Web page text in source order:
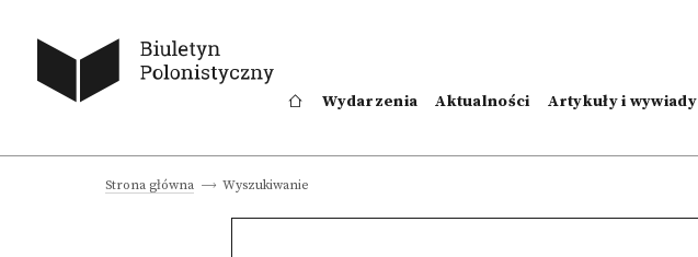
Wydarzenia Aktualności Artykuły i wywiady
Strona główna Wyszukiwanie